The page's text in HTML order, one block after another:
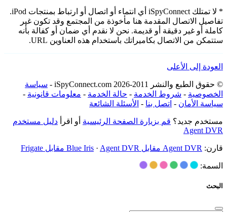
* لا تمتلك iSpyConnect أي انتماء أو اتصال أو ارتباط بمنتجات iPod.
تفاصيل الاتصال المقدمة هنا مأخوذة من المجتمع وقد تكون غير
كاملة أو غير دقيقة أو قديمة. نحن لا نقدم أي ضمان أو كفالة بأنه
ستتمكن من الاتصال بكاميراتك باستخدام هذه العناوين URL.
العودة إلى الأعلى
© حقوق الطبع والنشر 2011-2026 iSpyConnect.com -
سياسة
الخصوصية - شروط الخدمة - حالة الخدمة - معلومات قانونية -
سياسة الأمان - اتصل بنا - الأسئلة الشائعة
مستخدم جديد؟ قم بزيارة الصفحة الرئيسية أو اقرأ دليل مستخدم
Agent DVR
قارن: Agent DVR مقابل Blue Iris · Agent DVR مقابل Frigate
السمة:
البحث